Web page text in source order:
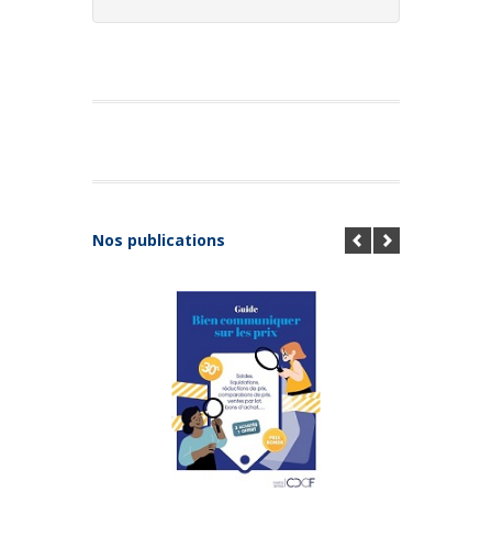
Nos publications